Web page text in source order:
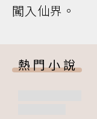
闖入仙界。
熱門小說